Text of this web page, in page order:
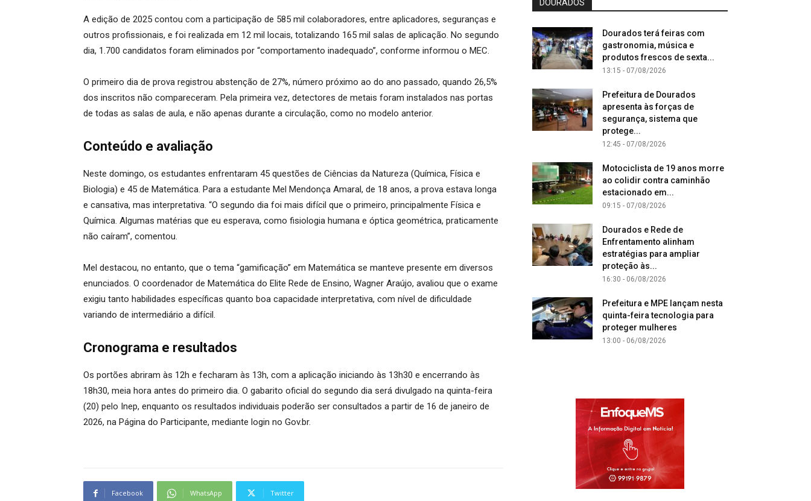
A edição de 2025 contou com a participação de 585 mil colaboradores, entre aplicadores, seguranças e
outros profissionais, e foi realizada em 12 mil locais, totalizando 165 mil salas de aplicação. No segundo
dia, 1.700 candidatos foram eliminados por “comportamento inadequado”, conforme informou o MEC.
O primeiro dia de prova registrou abstenção de 27%, número próximo ao do ano passado, quando 26,5%
dos inscritos não compareceram. Pela primeira vez, detectores de metais foram instalados nas portas
de todas as salas de aula, e não apenas durante a circulação, como no modelo anterior.
Conteúdo e avaliação
Neste domingo, os estudantes enfrentaram 45 questões de Ciências da Natureza (Química, Física e
Biologia) e 45 de Matemática. Para a estudante Mel Mendonça Amaral, de 18 anos, a prova estava longa
e cansativa, mas interpretativa. “O segundo dia foi mais difícil que o primeiro, principalmente Física e
Química. Algumas matérias que eu esperava, como fisiologia humana e óptica geométrica, praticamente
não caíram”, comentou.
Mel destacou, no entanto, que o tema “gamificação” em Matemática se manteve presente em diversos
enunciados. O coordenador de Matemática do Elite Rede de Ensino, Wagner Araújo, avaliou que o exame
exigiu tanto habilidades específicas quanto boa capacidade interpretativa, com nível de dificuldade
variando de intermediário a difícil.
Cronograma e resultados
Os portões abriram às 12h e fecharam às 13h, com a aplicação iniciando às 13h30 e encerrando às
18h30, meia hora antes do primeiro dia. O gabarito oficial do segundo dia será divulgado na quinta-feira
(20) pelo Inep, enquanto os resultados individuais poderão ser consultados a partir de 16 de janeiro de
2026, na Página do Participante, mediante login no Gov.br.
Facebook WhatsApp Twitter
DOURADOS
Dourados terá feiras com
gastronomia, música e
produtos frescos de sexta...
13:15 - 07/08/2026
Prefeitura de Dourados
apresenta às forças de
segurança, sistema que
protege...
12:45 - 07/08/2026
Motociclista de 19 anos morre
ao colidir contra caminhão
estacionado em...
09:15 - 07/08/2026
Dourados e Rede de
Enfrentamento alinham
estratégias para ampliar
proteção às...
16:30 - 06/08/2026
Prefeitura e MPE lançam nesta
quinta-feira tecnologia para
proteger mulheres
13:00 - 06/08/2026